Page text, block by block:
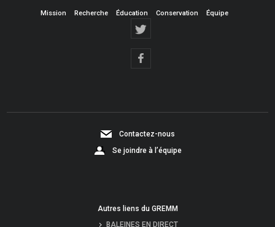
Mission Recherche Éducation Conservation Équipe
Contactez-nous
Se joindre à l’équipe
Autres liens du GREMM
BALEINES EN DIRECT